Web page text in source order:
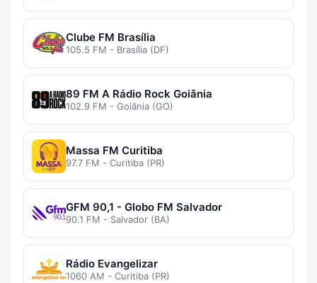
Clube FM Brasília
105.5 FM - Brasília (DF)
89 FM A Rádio Rock Goiânia
102.9 FM - Goiânia (GO)
Massa FM Curitiba
97.7 FM - Curitiba (PR)
GFM 90,1 - Globo FM Salvador
90.1 FM - Salvador (BA)
Rádio Evangelizar
1060 AM - Curitiba (PR)